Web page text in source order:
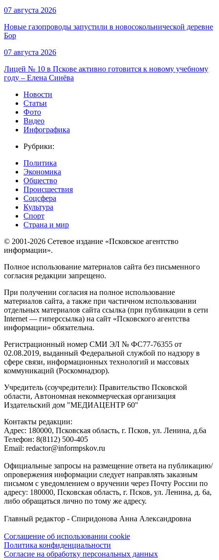
07 августа 2026
Новые газопроводы запустили в новосокольнической деревне
Бор
07 августа 2026
Лицей № 10 в Пскове активно готовится к новому учебному
году – Елена Синёва
Новости
Статьи
Фото
Видео
Инфографика
Рубрики:
Политика
Экономика
Общество
Происшествия
Соцсфера
Культура
Спорт
Страна и мир
© 2001-2026 Сетевое издание «Псковское агентство
информации».
Полное использование материалов сайта без письменного
согласия редакции запрещено.
При получении согласия на полное использование
материалов сайта, а также при частичном использовании
отдельных материалов сайта ссылка (при публикации в сети
Internet — гиперссылка) на сайт «Псковского агентства
информации» обязательна.
Регистрационный номер СМИ ЭЛ № ФС77-76355 от
02.08.2019, выданный Федеральной службой по надзору в
сфере связи, информационных технологий и массовых
коммуникаций (Роскомнадзор).
Учредитель (соучредители): Правительство Псковской
области, Автономная некоммерческая организация
Издательский дом "МЕДИАЦЕНТР 60"
Контакты редакции:
Адреc: 180000, Псковская область, г. Псков, ул. Ленина, д.6а
Телефон: 8(8112) 500-405
Email: redactor@informpskov.ru
Официальные запросы на размещение ответа на публикацию/
опровержения информации следует направлять заказным
письмом с уведомлением о вручении через Почту России по
адресу: 180000, Псковская область, г. Псков, ул. Ленина, д. 6а,
либо обращаться лично по тому же адресу.
Главный редактор - Спиридонова Анна Александровна
Соглашение об использовании cookie
Политика конфиденциальности
Согласие на обработку персональных данных